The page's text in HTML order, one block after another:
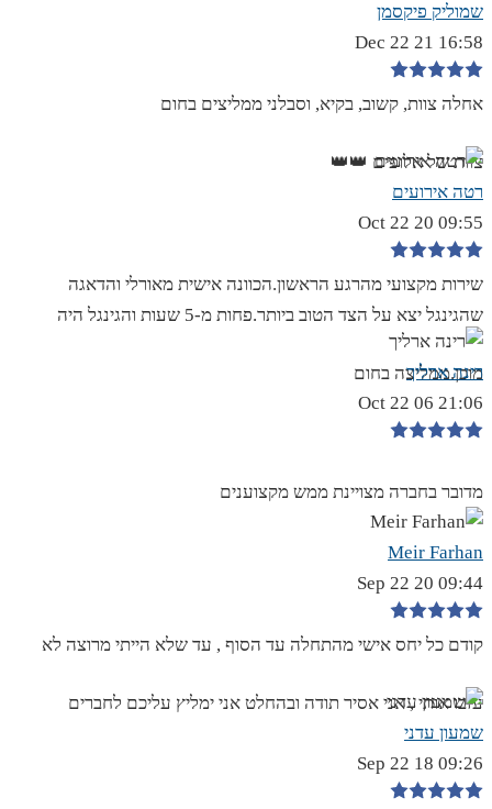
שמוליק פיקסמן
16:58 21 Dec 22
אחלה צוות, קשוב, בקיא, וסבלני ממליצים בחום
צוות של אלופים 👑👑
רטה אירועים
09:55 20 Oct 22
שירות מקצועי מהרגע הראשון.הכוונה אישית מאורלי והדאגה
שהגינגל יצא על הצד הטוב ביותר.פחות מ-5 שעות והגינגל היה
מוכן.ממליצה בחום
רינה ארליך
21:06 06 Oct 22
מדובר בחברה מצויינת ממש מקצוענים
Meir Farhan
09:44 20 Sep 22
קודם כל יחס אישי מהתחלה עד הסוף , עד שלא הייתי מרוצה לא
עזבו אותי , אני אסיר תודה ובהחלט אני ימליץ עליכם לחברים
שמעון עדני
09:26 18 Sep 22